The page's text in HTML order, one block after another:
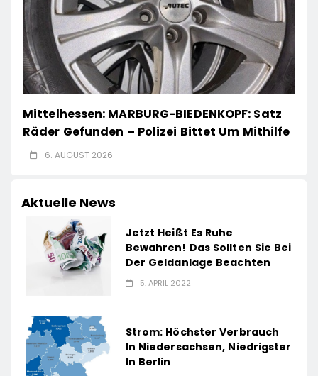
Mittelhessen: MARBURG-BIEDENKOPF: Satz
Räder Gefunden – Polizei Bittet Um Mithilfe
6. AUGUST 2026
Aktuelle News
Jetzt Heißt Es Ruhe
Bewahren! Das Sollten Sie Bei
Der Geldanlage Beachten
5. APRIL 2022
Strom: Höchster Verbrauch
In Niedersachsen, Niedrigster
In Berlin